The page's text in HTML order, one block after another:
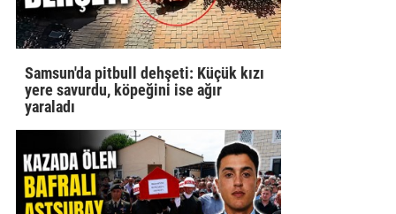
Samsun'da pitbull dehşeti: Küçük kızı
yere savurdu, köpeğini ise ağır
yaraladı